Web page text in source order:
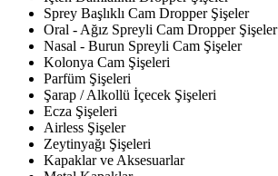
Sprey Başlıklı Cam Dropper Şişeler
Oral - Ağız Spreyli Cam Dropper Şişeler
Nasal - Burun Spreyli Cam Şişeler
Kolonya Cam Şişeleri
Parfüm Şişeleri
Şarap / Alkollü İçecek Şişeleri
Ecza Şişeleri
Airless Şişeler
Zeytinyağı Şişeleri
Kapaklar ve Aksesuarlar